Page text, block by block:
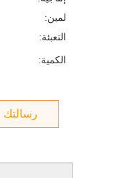
لمين:
التعبئة:
الكمية:
رسالتك